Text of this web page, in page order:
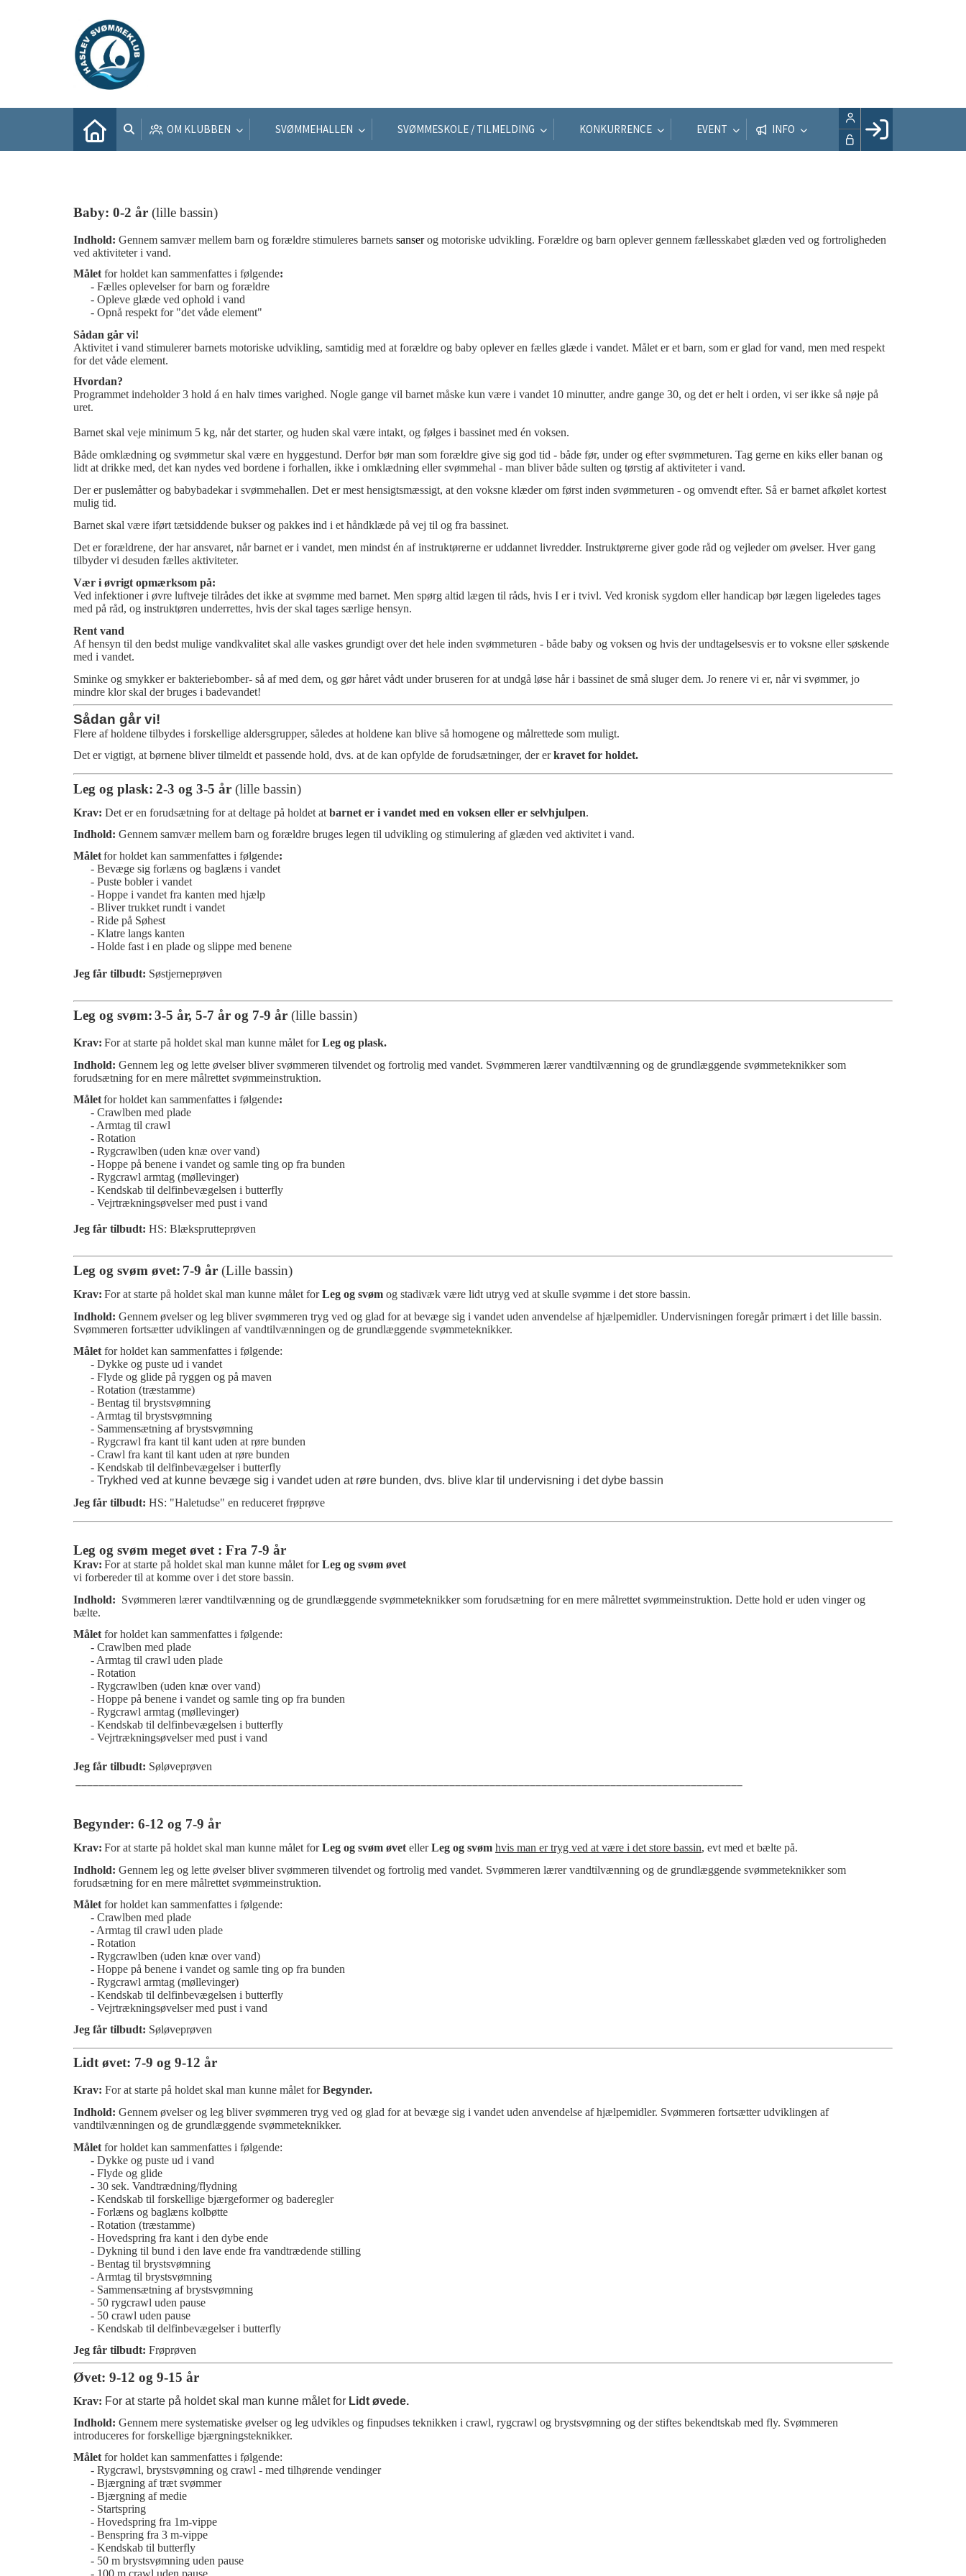
OM KLUBBEN SVØMMEHALLEN SVØMMESKOLE / TILMELDING KONKURRENCE EVENT INFO
Baby: 0-2 år (lille bassin)
Indhold: Gennem samvær mellem barn og forældre stimuleres barnets sanserog motoriske udvikling. Forældre og barn oplever gennem fællesskabet glæden ved og fortroligheden
ved aktiviteter i vand.
Målet for holdet kan sammenfattes i følgende:
- Fælles oplevelser for barn og forældre
- Opleve glæde ved ophold i vand
- Opnå respekt for "det våde element"
Sådan går vi!
Aktivitet i vand stimulerer barnets motoriske udvikling, samtidig med at forældre og baby oplever en fælles glæde i vandet. Målet er et barn, som er glad for vand, men med respekt
for det våde element.
Hvordan?
Programmet indeholder 3 hold á en halv times varighed. Nogle gange vil barnet måske kun være i vandet 10 minutter, andre gange 30, og det er helt i orden, vi ser ikke så nøje på
uret.
Barnet skal veje minimum 5 kg, når det starter, og huden skal være intakt, og følges i bassinet med én voksen.
Både omklædning og svømmetur skal være en hyggestund. Derfor bør man som forældre give sig god tid - både før, under og efter svømmeturen. Tag gerne en kiks eller banan og
lidt at drikke med, det kan nydes ved bordene i forhallen, ikke i omklædning eller svømmehal - man bliver både sulten og tørstig af aktiviteter i vand.
Der er puslemåtter og babybadekar i svømmehallen. Det er mest hensigtsmæssigt, at den voksne klæder om først inden svømmeturen - og omvendt efter. Så er barnet afkølet kortest
mulig tid.
Barnet skal være iført tætsiddende bukser og pakkes ind i et håndklæde på vej til og fra bassinet.
Det er forældrene, der har ansvaret, når barnet er i vandet, men mindst én af instruktørerne er uddannet livredder. Instruktørerne giver gode råd og vejleder om øvelser. Hver gang
tilbyder vi desuden fælles aktiviteter.
Vær i øvrigt opmærksom på:
Ved infektioner i øvre luftveje tilrådes det ikke at svømme med barnet. Men spørg altid lægen til råds, hvis I er i tvivl. Ved kronisk sygdom eller handicap bør lægen ligeledes tages
med på råd, og instruktøren underrettes, hvis der skal tages særlige hensyn.
Rent vand
Af hensyn til den bedst mulige vandkvalitet skal alle vaskes grundigt over det hele inden svømmeturen - både baby og voksen og hvis der undtagelsesvis er to voksne eller søskende
med i vandet.
Sminke og smykker er bakteriebomber- så af med dem, og gør håret vådt under bruseren for at undgå løse hår i bassinet de små sluger dem. Jo renere vi er, når vi svømmer, jo
mindre klor skal der bruges i badevandet!
Sådan går vi!
Flere af holdene tilbydes i forskellige aldersgrupper, således at holdene kan blive så homogene og målrettede som muligt.
Det er vigtigt, at børnene bliver tilmeldt et passende hold, dvs. at de kan opfylde de forudsætninger, der erkravet for holdet.
Leg og plask: 2-3 og 3-5 år (lille bassin)
Krav: Det er en forudsætning for at deltage på holdet at barnet er i vandet med en voksen eller er selvhjulpen.
Indhold: Gennem samvær mellem barn og forældre bruges legen til udvikling og stimulering af glæden ved aktivitet i vand.
Måletfor holdet kan sammenfattes i følgende:
- Bevæge sig forlæns og baglæns i vandet
- Puste bobler i vandet
- Hoppe i vandet fra kanten med hjælp
- Bliver trukket rundt i vandet
- Ride på Søhest
- Klatre langs kanten
- Holde fast i en plade og slippe med benene
Jeg får tilbudt: Søstjerneprøven
Leg og svøm:3-5 år, 5-7 år og 7-9 år (lille bassin)
Krav: For at starte på holdet skal man kunne målet forLeg og plask.
Indhold: Gennem leg og lette øvelser bliver svømmeren tilvendet og fortrolig med vandet. Svømmeren lærer vandtilvænning og de grundlæggende svømmeteknikker som
forudsætning for en mere målrettet svømmeinstruktion.
Måletfor holdet kan sammenfattes i følgende:
- Crawlben med plade
- Armtag til crawl
- Rotation
- Rygcrawlben (uden knæ over vand)
- Hoppe på benene i vandet og samle ting op fra bunden
- Rygcrawl armtag (møllevinger)
- Kendskab til delfinbevægelsen i butterfly
- Vejrtrækningsøvelser med pust i vand
Jeg får tilbudt: HS: Blæksprutteprøven
Leg og svøm øvet: 7-9 år (Lille bassin)
Krav: For at starte på holdet skal man kunne målet forLeg og svøm og stadivæk være lidt utryg ved at skulle svømme i det store bassin.
Indhold: Gennem øvelser og leg bliver svømmeren tryg ved og glad for at bevæge sig i vandet uden anvendelse af hjælpemidler. Undervisningen foregår primært i det lille bassin.
Svømmeren fortsætter udviklingen af vandtilvænningen og de grundlæggende svømmeteknikker.
Målet for holdet kan sammenfattes i følgende:
- Dykke og puste ud i vandet
- Flyde og glide på ryggen og på maven
- Rotation (træstamme)
- Bentag til brystsvømning
- Armtag til brystsvømning
- Sammensætning af brystsvømning
- Rygcrawl fra kant til kant uden at røre bunden
- Crawl fra kant til kant uden at røre bunden
- Kendskab til delfinbevægelser i butterfly
- Trykhed ved at kunne bevæge sig i vandet uden at røre bunden, dvs. blive klar til undervisning i det dybe bassin
Jeg får tilbudt: HS: "Haletudse" en reduceret frøprøve
Leg og svøm meget øvet : Fra 7-9 år
Krav: For at starte på holdet skal man kunne målet forLeg og svøm øvet
vi forbereder til at komme over i det store bassin.
Indhold: Svømmeren lærer vandtilvænning og de grundlæggende svømmeteknikker som forudsætning for en mere målrettet svømmeinstruktion. Dette hold er uden vinger og
bælte.
Målet for holdet kan sammenfattes i følgende:
- Crawlben med plade
- Armtag til crawl uden plade
- Rotation
- Rygcrawlben (uden knæ over vand)
- Hoppe på benene i vandet og samle ting op fra bunden
- Rygcrawl armtag (møllevinger)
- Kendskab til delfinbevægelsen i butterfly
- Vejrtrækningsøvelser med pust i vand
Jeg får tilbudt: Søløveprøven
Begynder: 6-12 og 7-9 år
Krav: For at starte på holdet skal man kunne målet forLeg og svøm øvet ellerLeg og svøm hvis man er tryg ved at være i det store bassin, evt med et bælte på.
Indhold: Gennem leg og lette øvelser bliver svømmeren tilvendet og fortrolig med vandet. Svømmeren lærer vandtilvænning og de grundlæggende svømmeteknikker som
forudsætning for en mere målrettet svømmeinstruktion.
Målet for holdet kan sammenfattes i følgende:
- Crawlben med plade
- Armtag til crawl uden plade
- Rotation
- Rygcrawlben (uden knæ over vand)
- Hoppe på benene i vandet og samle ting op fra bunden
- Rygcrawl armtag (møllevinger)
- Kendskab til delfinbevægelsen i butterfly
- Vejrtrækningsøvelser med pust i vand
Jeg får tilbudt: Søløveprøven
Lidt øvet: 7-9 og 9-12 år
Krav: For at starte på holdet skal man kunne målet forBegynder.
Indhold: Gennem øvelser og leg bliver svømmeren tryg ved og glad for at bevæge sig i vandet uden anvendelse af hjælpemidler. Svømmeren fortsætter udviklingen af
vandtilvænningen og de grundlæggende svømmeteknikker.
Målet for holdet kan sammenfattes i følgende:
- Dykke og puste ud i vand
- Flyde og glide
- 30 sek. Vandtrædning/flydning
- Kendskab til forskellige bjærgeformer og baderegler
- Forlæns og baglæns kolbøtte
- Rotation (træstamme)
- Hovedspring fra kant i den dybe ende
- Dykning til bund i den lave ende fra vandtrædende stilling
- Bentag til brystsvømning
- Armtag til brystsvømning
- Sammensætning af brystsvømning
- 50 rygcrawl uden pause
- 50 crawl uden pause
- Kendskab til delfinbevægelser i butterfly
Jeg får tilbudt: Frøprøven
Øvet: 9-12 og 9-15 år
Krav: For at starte på holdet skal man kunne målet for Lidt øvede.
Indhold: Gennem mere systematiske øvelser og leg udvikles og finpudses teknikken i crawl, rygcrawl og brystsvømning og der stiftes bekendtskab med fly. Svømmeren
introduceres for forskellige bjærgningsteknikker.
Målet for holdet kan sammenfattes i følgende:
- Rygcrawl, brystsvømning og crawl - med tilhørende vendinger
- Bjærgning af træt svømmer
- Bjærgning af medie
- Startspring
- Hovedspring fra 1m-vippe
- Benspring fra 3 m-vippe
- Kendskab til butterfly
- 50 m brystsvømning uden pause
- 100 m crawl uden pause